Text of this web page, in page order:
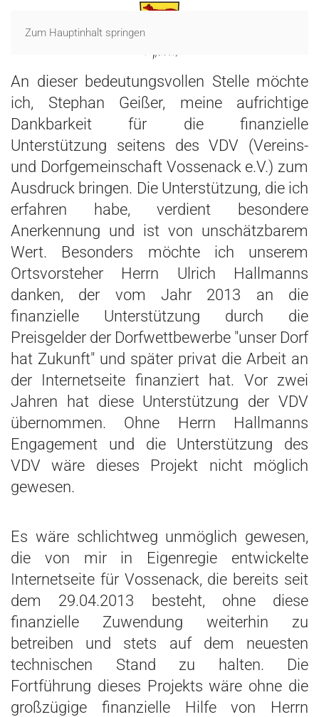
Zum Hauptinhalt springen
An dieser bedeutungsvollen Stelle möchte
ich, Stephan Geißer, meine aufrichtige
Dankbarkeit für die finanzielle
Unterstützung seitens des VDV (Vereins-
und Dorfgemeinschaft Vossenack e.V.) zum
Ausdruck bringen. Die Unterstützung, die ich
erfahren habe, verdient besondere
Anerkennung und ist von unschätzbarem
Wert. Besonders möchte ich unserem
Ortsvorsteher Herrn Ulrich Hallmanns
danken, der vom Jahr 2013 an die
finanzielle Unterstützung durch die
Preisgelder der Dorfwettbewerbe "unser Dorf
hat Zukunft" und später privat die Arbeit an
der Internetseite finanziert hat. Vor zwei
Jahren hat diese Unterstützung der VDV
übernommen. Ohne Herrn Hallmanns
Engagement und die Unterstützung des
VDV wäre dieses Projekt nicht möglich
gewesen.
Es wäre schlichtweg unmöglich gewesen,
die von mir in Eigenregie entwickelte
Internetseite für Vossenack, die bereits seit
dem 29.04.2013 besteht, ohne diese
finanzielle Zuwendung weiterhin zu
betreiben und stets auf dem neuesten
technischen Stand zu halten. Die
Fortführung dieses Projekts wäre ohne die
großzügige finanzielle Hilfe von Herrn